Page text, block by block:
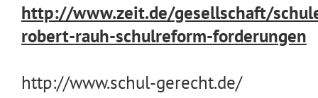
http://www.zeit.de/gesellschaft/
robert-rauh-schulreform-forderungen
http://www.schul-gerecht.de/